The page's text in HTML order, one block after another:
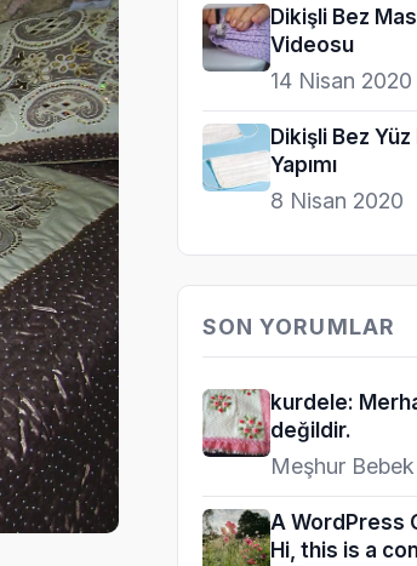
Dikişli Bez
Videosu
14 Nisan 2020
Dikişli Bez
Yapımı
8 Nisan 2020
SON YORUMLAR
kurdele:
değildir.
Meşhur
A WordPress
Hi, this is a